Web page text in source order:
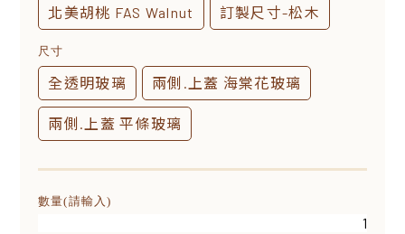
北美胡桃 FAS Walnut 訂製尺寸-松木
尺寸
全透明玻璃 兩側.上蓋 海棠花玻璃
兩側.上蓋 平條玻璃
數量(請輸入)